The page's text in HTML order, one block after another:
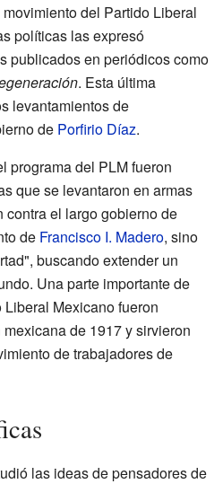
del Partido Liberal
políticas las expresó
publicados en periódicos como
. Esta última
levantamientos de
de Porfirio Díaz.
programa del PLM fueron
que se levantaron en armas
el largo gobierno de
de Francisco I. Madero, sino
buscando extender un
Una parte importante de
Mexicano fueron
de 1917 y sirvieron
de trabajadores de
las ideas de pensadores de